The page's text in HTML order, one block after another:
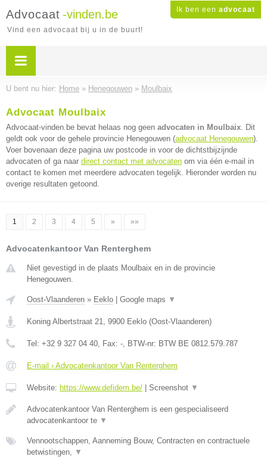
Ik ben een advocaat
Advocaat -vinden.be
Vind een advocaat bij u in de buurt!
U bent nu hier: Home » Henegouwen » Moulbaix
Advocaat Moulbaix
Advocaat-vinden.be bevat helaas nog geen advocaten in Moulbaix. Dit
geldt ook voor de gehele provincie Henegouwen (advocaat Henegouwen).
Voer bovenaan deze pagina uw postcode in voor de dichtstbijzijnde
advocaten of ga naar direct contact met advocaten om via één e-mail in
contact te komen met meerdere advocaten tegelijk. Hieronder worden nu
overige resultaten getoond.
1 2 3 4 5 » »»
Advocatenkantoor Van Renterghem
Niet gevestigd in de plaats Moulbaix en in de provincie
Henegouwen.
Oost-Vlaanderen » Eeklo Google maps ▼
Koning Albertstraat 21, 9900 Eeklo (Oost-Vlaanderen)
Tel: +32 9 327 04 40, Fax: -, BTW-nr: BTW BE 0812.579.787
E-mail › Advocatenkantoor Van Renterghem
Website: https://www.defidem.be/ Screenshot ▼
Advocatenkantoor Van Renterghem is een gespecialiseerd
advocatenkantoor te ▼
Vennootschappen, Aanneming Bouw, Contracten en contractuele
betwistingen, ▼